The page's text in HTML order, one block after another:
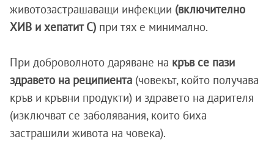
животозастрашаващи инфекции (включително
ХИВ и хепатит C) при тях е минимално.
При доброволното даряване на кръв се пази
здравето на реципиента (човекът, който получава
кръв и кръвни продукти) и здравето на дарителя
(изключват се заболявания, които биха
застрашили живота на човека).